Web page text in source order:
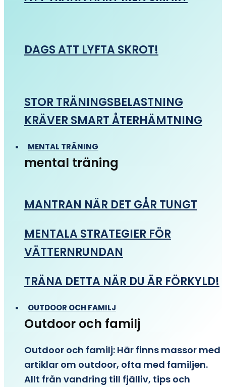
DAGS ATT LYFTA SKROT!
STOR TRÄNINGSBELASTNING
KRÄVER SMART ÅTERHÄMTNING
MENTAL TRÄNING
mental träning
MANTRAN NÄR DET GÅR TUNGT
MENTALA STRATEGIER FÖR
VÄTTERNRUNDAN
TRÄNA DETTA NÄR DU ÄR FÖRKYLD!
OUTDOOR OCH FAMILJ
Outdoor och familj
Outdoor och familj: Här finns massor med
artiklar om outdoor, ofta med familjen.
Allt från vandring till fjälliv, tips och